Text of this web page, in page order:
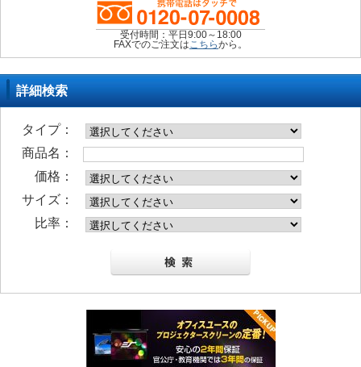
受付時間：平日9:00～18:00
FAXでのご注文はこちらから。
詳細検索
タイプ：
商品名：
価格：
サイズ：
比率：